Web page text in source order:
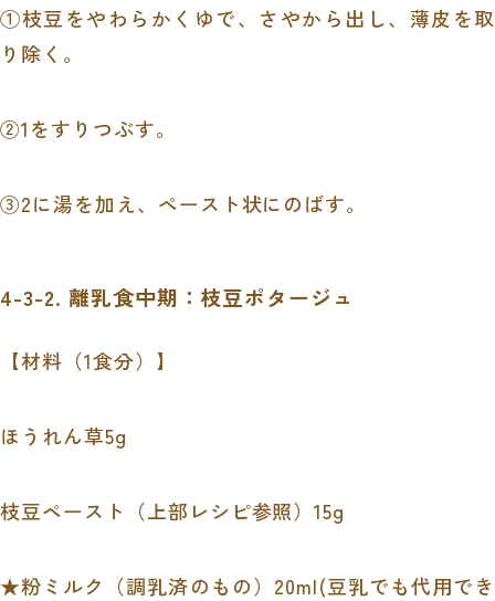
①枝豆をやわらかくゆで、さやから出し、薄皮を取
り除く。
②1をすりつぶす。
③2に湯を加え、ペースト状にのばす。
4-3-2. 離乳食中期：枝豆ポタージュ
【材料（1食分）】
ほうれん草5g
枝豆ペースト（上部レシピ参照）15g
★粉ミルク（調乳済のもの）20ml(豆乳でも代用でき